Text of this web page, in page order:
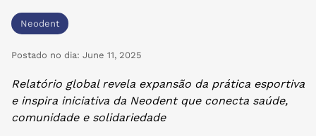
Neodent
Postado no dia: June 11, 2025
Relatório global revela expansão da prática esportiva
e inspira iniciativa da Neodent que conecta saúde,
comunidade e solidariedade